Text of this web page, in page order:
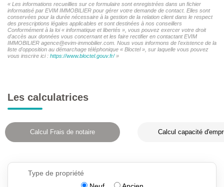
« Les informations recueillies sur ce formulaire sont enregistrées dans un fichier
informatisé par EVIM IMMOBILIER pour gérer votre demande de contact. Elles sont
conservées pour la durée nécessaire à la gestion de la relation client dans le respect
des prescriptions légales applicables et sont destinées à nos conseillers
Conformément à la loi « informatique et libertés », vous pouvez exercer votre droit
d'accès aux données vous concernant et les faire rectifier en contactant EVIM
IMMOBILIER agence@evim-immobilier.com. Nous vous informons de l'existence de la
liste d'opposition au démarchage téléphonique « Bloctel », sur laquelle vous pouvez
vous inscrire ici : https://www.bloctel.gouv.fr/»
Les calculatrices
Calcul Frais de notaire Calcul capacité